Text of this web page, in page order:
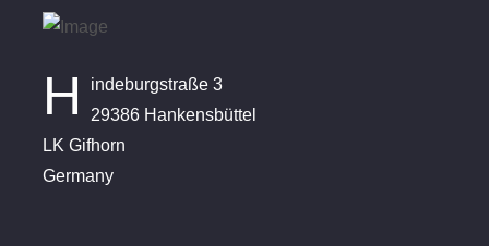
H
indeburgstraße 3
29386 Hankensbüttel
LK Gifhorn
Germany